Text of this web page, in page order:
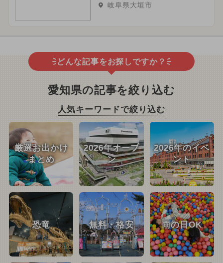
岐阜県大垣市
どんな記事をお探しですか？
愛知県の記事を絞り込む
人気キーワードで絞り込む
厳選お出かけ
まとめ
2026年オープ
ン
2026年のイベ
ント
恐竜 無料・格安 雨の日OK